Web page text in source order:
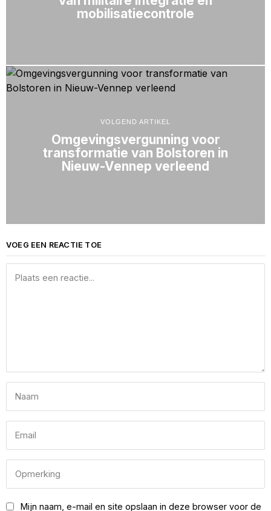
mobilisatiecontrole
VOLGEND ARTIKEL
Omgevingsvergunning voor
transformatie van Bolstoren in
Nieuw-Vennep verleend
VOEG EEN REACTIE TOE
Mijn naam, e-mail en site opslaan in deze browser voor de